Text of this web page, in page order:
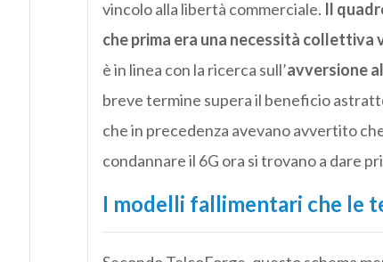
vincolo alla libertà commerciale. Il
che prima era una necessità collettiva
è in linea con la ricerca sull’avversione
breve termine supera il beneficio
che in precedenza avevano avvertito
condannare il 6G ora si trovano a dare
I modelli fallimentari che le